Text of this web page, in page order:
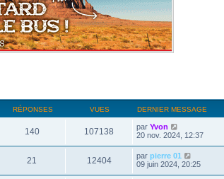
RÉPONSES VUES DERNIER MESSAGE
140 107138 par Yvon
20 nov. 2024, 12:37
21 12404 par pierre 01
09 juin 2024, 20:25